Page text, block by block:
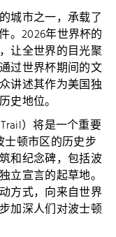
城市之一，承载了
。2026年世界杯的
让全世界的目光聚
过世界杯期间的文
讲述其作为美国独
史地位。
）将是一个重要
顿市区的历史步
和纪念碑，包括波
立宣言的起草地。
方式，向来自世界
加深人们对波士顿